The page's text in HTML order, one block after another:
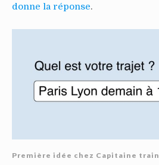
donne la réponse.
Première idée chez Capitaine train